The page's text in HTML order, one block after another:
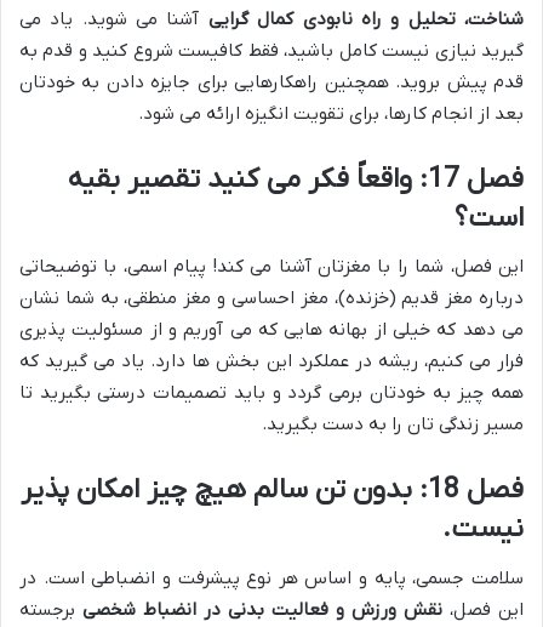
شناخت، تحلیل و راه نابودی کمال گرایی آشنا می شوید. یاد می
گیرید نیازی نیست کامل باشید، فقط کافیست شروع کنید و قدم به
قدم پیش بروید. همچنین راهکارهایی برای جایزه دادن به خودتان
بعد از انجام کارها، برای تقویت انگیزه ارائه می شود.
فصل 17: واقعاً فکر می کنید تقصیر بقیه
است؟
این فصل، شما را با مغزتان آشنا می کند! پیام اسمی، با توضیحاتی
درباره مغز قدیم (خزنده)، مغز احساسی و مغز منطقی، به شما نشان
می دهد که خیلی از بهانه هایی که می آوریم و از مسئولیت پذیری
فرار می کنیم، ریشه در عملکرد این بخش ها دارد. یاد می گیرید که
همه چیز به خودتان برمی گردد و باید تصمیمات درستی بگیرید تا
مسیر زندگی تان را به دست بگیرید.
فصل 18: بدون تن سالم هیچ چیز امکان پذیر
نیست.
سلامت جسمی، پایه و اساس هر نوع پیشرفت و انضباطی است. در
این فصل، نقش ورزش و فعالیت بدنی در انضباط شخصی برجسته